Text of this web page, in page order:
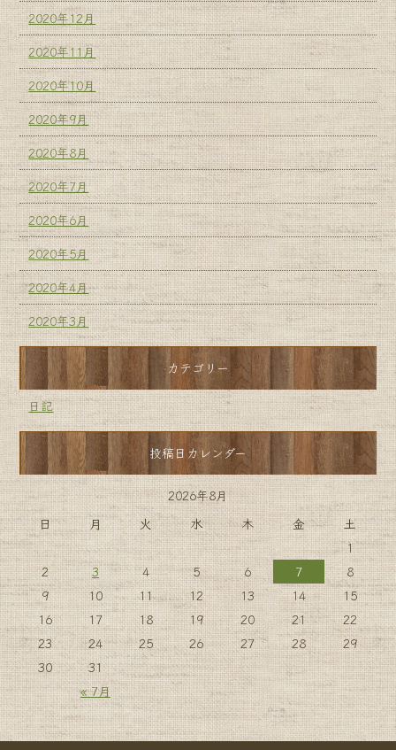
2020年12月
2020年11月
2020年10月
2020年9月
2020年8月
2020年7月
2020年6月
2020年5月
2020年4月
2020年3月
カテゴリー
日記
投稿日カレンダー
2026年8月
日
月 火 水 木 金 土
« 7月
1
2
3 4 5 6 7
8
9
10 11 12 13 14
15
16
17 18 19 20 21
22
23
24 25 26 27 28
29
30
31